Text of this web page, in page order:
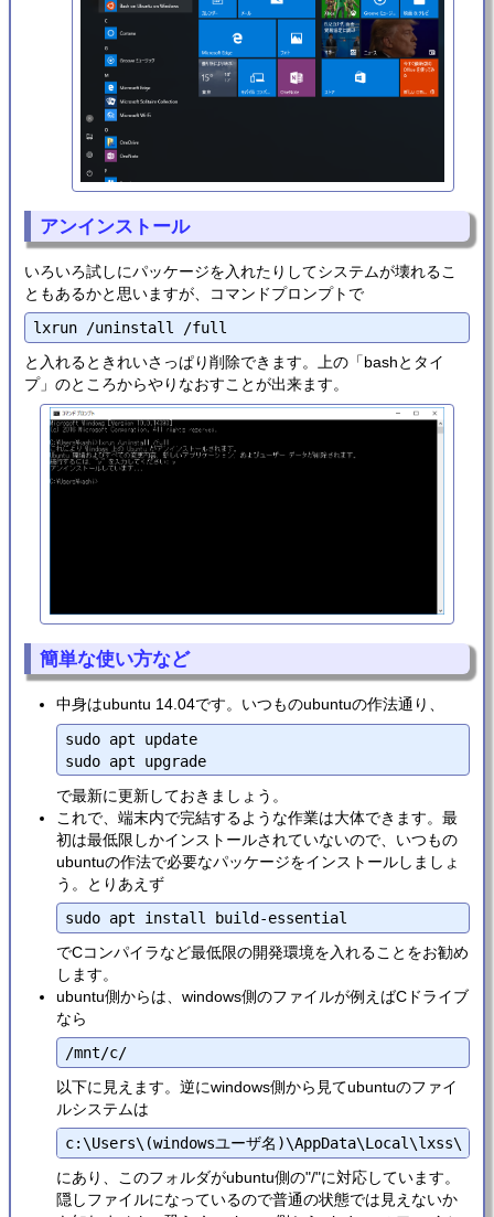
アンインストール
いろいろ試しにパッケージを入れたりしてシステムが壊れるこ
ともあるかと思いますが、コマンドプロンプトで
と入れるときれいさっぱり削除できます。上の「bashとタイ
プ」のところからやりなおすことが出来ます。
簡単な使い方など
中身はubuntu 14.04です。いつものubuntuの作法通り、
sudo apt update
sudo apt upgrade
で最新に更新しておきましょう。
これで、端末内で完結するような作業は大体できます。最
初は最低限しかインストールされていないので、いつもの
ubuntuの作法で必要なパッケージをインストールしましょ
う。とりあえず
でCコンパイラなど最低限の開発環境を入れることをお勧め
します。
ubuntu側からは、windows側のファイルが例えばCドライブ
なら
/mnt/c/
以下に見えます。逆にwindows側から見てubuntuのファイ
ルシステムは
にあり、このフォルダがubuntu側の"/"に対応しています。
隠しファイルになっているので普通の状態では見えないか